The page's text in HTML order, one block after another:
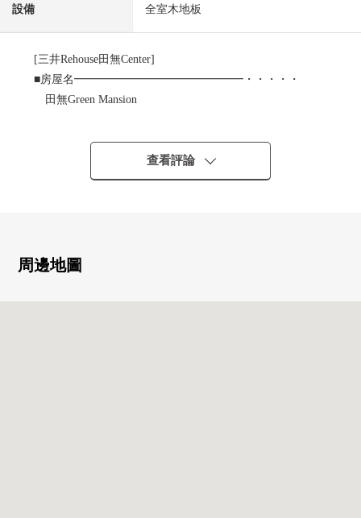
設備 全室木地板
[三井Rehouse田無Center]
■房屋名━━━━━━━━━━━━━━━・・・・・
田無Green Mansion
■所在、交通━━━━━━━━━━━━━━━・・・・・
○西東京市芝久保町1丁目
○西武新宿線"田無"車站步行13分鐘
"翻新內容"(2020年8月完畢)
查看評論
周邊地圖